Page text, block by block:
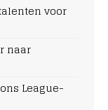
voor
naar
League-